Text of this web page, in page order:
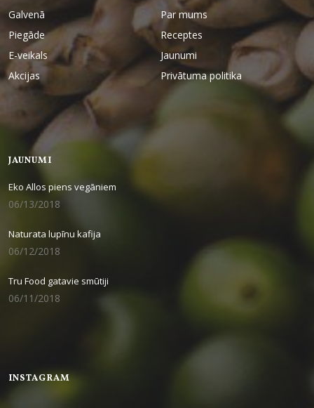
Galvenā
Par mums
Piegāde
Receptes
E-veikals
Jaunumi
Akcijas
Privātuma politika
JAUNUMI
Eko Allos piens vegāniem
06/13/2018
Naturata lupīnu kafija
06/12/2018
Tru Food gatavie smūtiji
06/11/2018
INSTAGRAM